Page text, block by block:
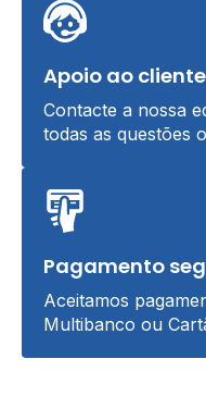
Apoio ao cliente
Contacte a nossa
todas as questões
Pagamento
Aceitamos
Multibanco ou